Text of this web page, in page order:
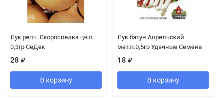
Лук репч. Скороспелка цв.п
0,3гр СеДек
28 ₽
В корзину
Лук батун Апрельский
мет.п.0,5гр Удачные Семена
18 ₽
В корзину